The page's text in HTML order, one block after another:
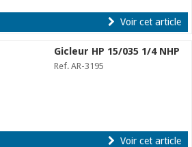
Voir cet article
Gicleur HP 15/035 1/4 NHP
Ref. AR-3195
Voir cet article